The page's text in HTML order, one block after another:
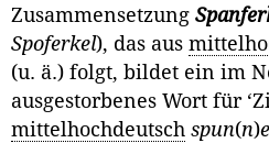
Zusammensetzung
Spoferkel), das aus
(u. ä.) folgt, bildet ein im
ausgestorbenes Wort für
mittelhochdeutsch spun(n)e